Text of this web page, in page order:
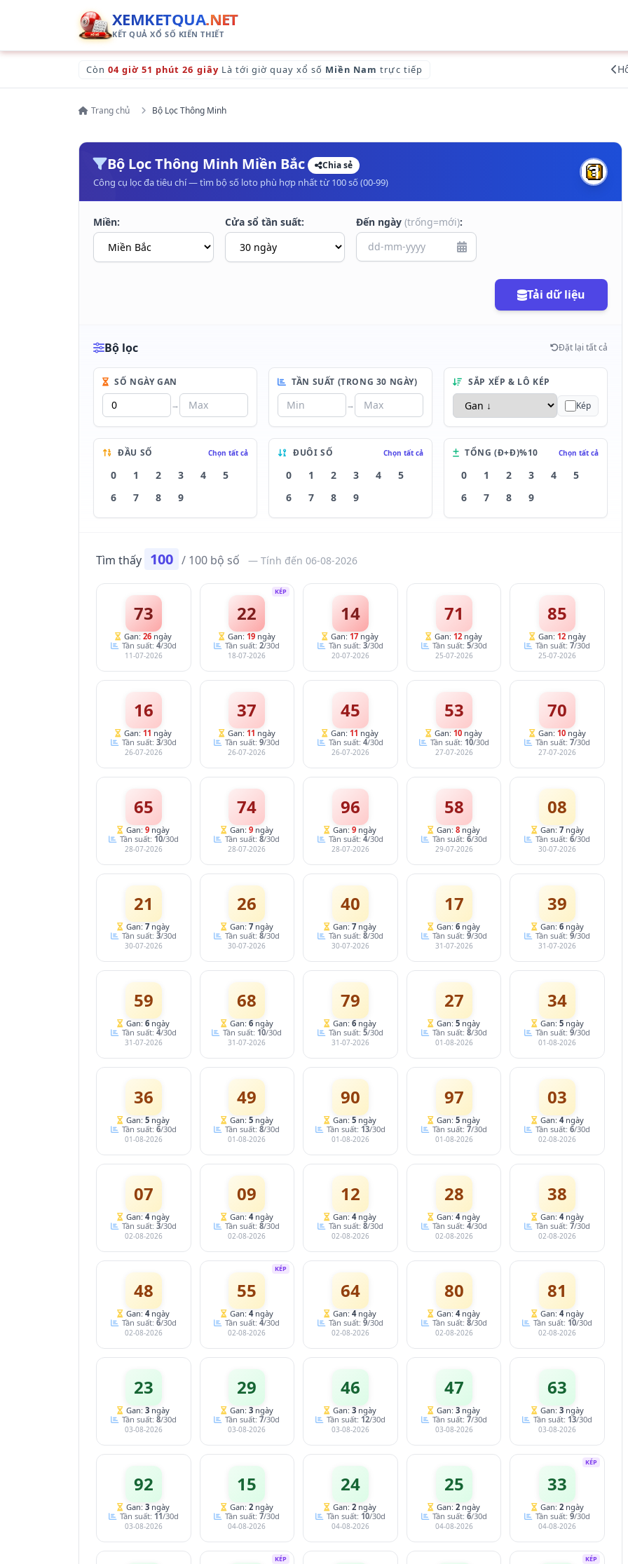
XEMKETQUA.NET
KẾT QUẢ XỔ SỐ KIẾN THIẾT
Còn04 giờ 51 phút 25 giâyLà tới giờ quay xổ số Miền Nam trực tiếp
Trang chủ Bộ Lọc Thông Minh
Bộ Lọc Thông Minh Miền Bắc Chia sẻ
Công cụ lọc đa tiêu chí — tìm bộ số loto phù hợp nhất từ 100 số (00-99)
Miền: Cửa sổ tần suất: Đến ngày (trống=mới):
Tải dữ liệu
Bộ lọc Đặt lại tất cả
SỐ NGÀY GAN
→
TẦN SUẤT (TRONG 30 NGÀY)
→
SẮP XẾP & LÔ KÉP
Kép
ĐẦU SỐ Chọn tất cả
0 1 2 3 4
5
6
7 8 9
ĐUÔI SỐ Chọn tất cả
0 1 2 3 4
5
6
7 8 9
TỔNG (Đ+Đ)%10 Chọn tất cả
0 1 2 3 4
5
6
7 8 9
Tìm thấy 100 / 100 bộ số — Tính đến 06-08-2026
73
Gan:26 ngày
Tần suất: 4/30d
11-07-2026
KÉP
22
Gan: 19ngày
Tần suất:2/30d
18-07-2026
14
Gan:17 ngày
Tần suất: 3/30d
20-07-2026
71
Gan:12 ngày
Tần suất: 5/30d
25-07-2026
85
Gan: 12ngày
Tần suất:7/30d
25-07-2026
16
Gan:11 ngày
Tần suất: 3/30d
26-07-2026
37
Gan: 11 ngày
Tần suất:9/30d
26-07-2026
45
Gan:11 ngày
Tần suất: 4/30d
26-07-2026
53
Gan:10 ngày
Tần suất: 10/30d
27-07-2026
70
Gan: 10ngày
Tần suất:7/30d
27-07-2026
65
Gan:9 ngày
Tần suất: 10/30d
28-07-2026
74
Gan: 9ngày
Tần suất:8/30d
28-07-2026
96
Gan:9 ngày
Tần suất: 4/30d
28-07-2026
58
Gan:8 ngày
Tần suất: 6/30d
29-07-2026
08
Gan: 7ngày
Tần suất:6/30d
30-07-2026
21
Gan:7 ngày
Tần suất: 3/30d
30-07-2026
26
Gan: 7ngày
Tần suất:8/30d
30-07-2026
40
Gan:7 ngày
Tần suất: 8/30d
30-07-2026
17
Gan:6 ngày
Tần suất: 9/30d
31-07-2026
39
Gan: 6ngày
Tần suất:9/30d
31-07-2026
59
Gan:6 ngày
Tần suất: 4/30d
31-07-2026
68
Gan: 6ngày
Tần suất: 10/30d
31-07-2026
79
Gan:6 ngày
Tần suất: 5/30d
31-07-2026
27
Gan:5 ngày
Tần suất: 8/30d
01-08-2026
34
Gan: 5ngày
Tần suất:9/30d
01-08-2026
36
Gan:5 ngày
Tần suất: 6/30d
01-08-2026
49
Gan: 5ngày
Tần suất:8/30d
01-08-2026
90
Gan:5 ngày
Tần suất: 13/30d
01-08-2026
97
Gan:5 ngày
Tần suất: 7/30d
01-08-2026
03
Gan: 4ngày
Tần suất:6/30d
02-08-2026
07
Gan:4ngày
Tần suất: 3/30d
02-08-2026
09
Gan: 4ngày
Tần suất:8/30d
02-08-2026
12
Gan:4ngày
Tần suất: 8/30d
02-08-2026
28
Gan:4ngày
Tần suất: 4/30d
02-08-2026
38
Gan: 4ngày
Tần suất:7/30d
02-08-2026
48
Gan:4ngày
Tần suất: 6/30d
02-08-2026
KÉP
55
Gan: 4ngày
Tần suất:4/30d
02-08-2026
64
Gan:4ngày
Tần suất: 9/30d
02-08-2026
80
Gan:4ngày
Tần suất: 8/30d
02-08-2026
81
Gan: 4ngày
Tần suất: 10/30d
02-08-2026
23
Gan:3 ngày
Tần suất: 8/30d
03-08-2026
29
Gan: 3ngày
Tần suất:7/30d
03-08-2026
46
Gan:3 ngày
Tần suất: 12/30d
03-08-2026
47
Gan:3 ngày
Tần suất: 7/30d
03-08-2026
63
Gan: 3ngày
Tần suất: 13/30d
03-08-2026
92
Gan:3 ngày
Tần suất: 11/30d
03-08-2026
15
Gan: 2ngày
Tần suất:7/30d
04-08-2026
24
Gan:2 ngày
Tần suất: 10/30d
04-08-2026
25
Gan:2 ngày
Tần suất: 6/30d
04-08-2026
KÉP
33
Gan: 2ngày
Tần suất:9/30d
04-08-2026
KÉP KÉP